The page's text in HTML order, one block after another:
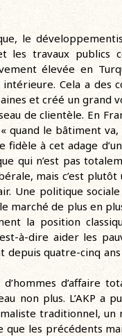
le
les travaux publics
élevée en
Cela a des
et créé un grand
de clientèle. En
quand le bâtiment
fidèle à cet adage
qui n’est pas
mais c’est
Une politique
marché de plus en
la position
à-dire aider les
depuis quatre-cinq
d’hommes d’affaire
non plus. L’AKP a
traditionnel, un
que les précédents